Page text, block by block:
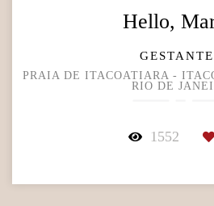
Hello,
PRAIA DE ITACOATIARA -
RIO DE
1552